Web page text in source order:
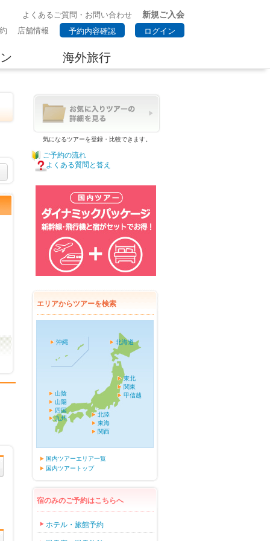
よくあるご質問・お問い合わせ 新規ご入会
店舗情報 予約内容確認 ログイン
海外旅行
気になるツアーを登録・比較できます。
ご予約の流れ
よくある質問と答え
エリアからツアーを検索
北海道
東北
関東
甲信越
北陸
東海
関西
山陰
山陽
四国
九州
沖縄
国内ツアーエリア一覧
国内ツアートップ
宿のみのご予約はこちらへ
ホテル・旅館予約